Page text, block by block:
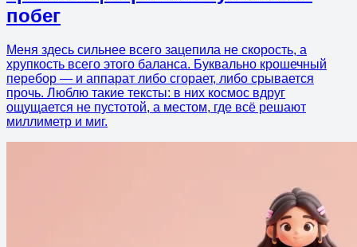
побег
Меня здесь сильнее всего зацепила не скорость, а
хрупкость всего этого баланса. Буквально крошечный
перебор — и аппарат либо сгорает, либо срывается
прочь. Люблю такие тексты: в них космос вдруг
ощущается не пустотой, а местом, где всё решают
миллиметр и миг.